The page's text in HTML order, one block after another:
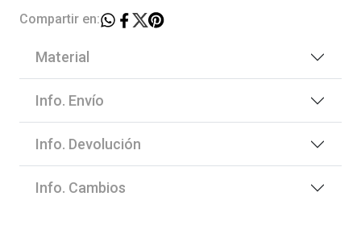
Compartir en:
Material
Info. Envío
Info. Devolución
Info. Cambios